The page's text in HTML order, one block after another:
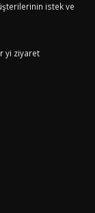
istek ve
yi ziyaret